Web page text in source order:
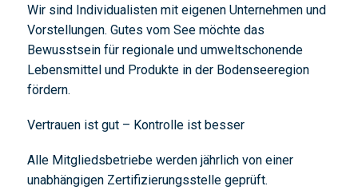
Wir sind Individualisten mit eigenen Unternehmen und
Vorstellungen. Gutes vom See möchte das
Bewusstsein für regionale und umweltschonende
Lebensmittel und Produkte in der Bodenseeregion
fördern.
Vertrauen ist gut – Kontrolle ist besser
Alle Mitgliedsbetriebe werden jährlich von einer
unabhängigen Zertifizierungsstelle geprüft.